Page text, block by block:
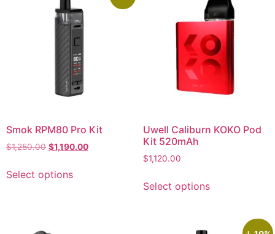
Smok RPM80 Pro Kit
$1,250.00 $1,190.00
Select options
Uwell Caliburn KOKO Pod
Kit 520mAh
$1,120.00
Select options